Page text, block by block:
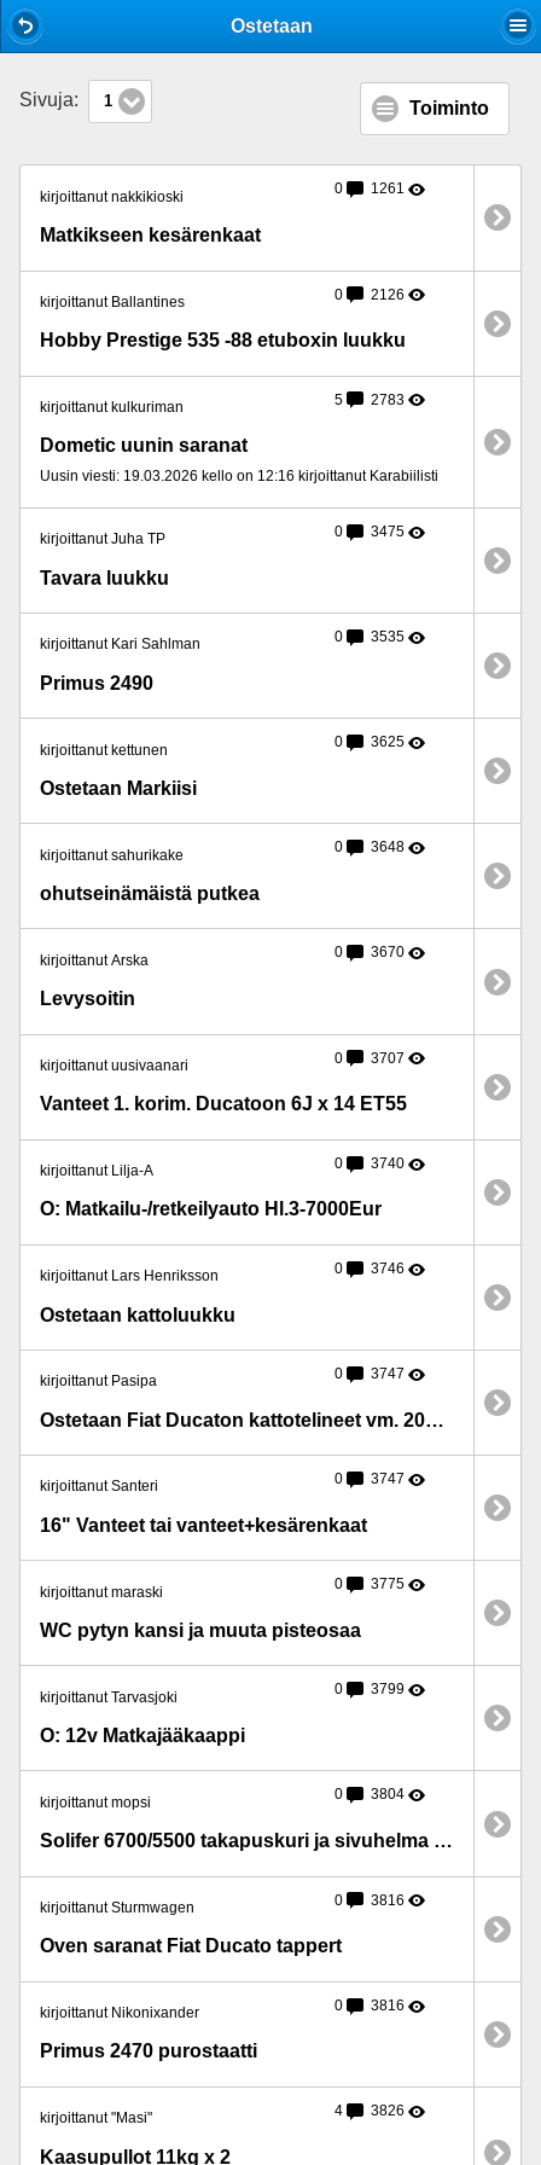
Ostetaan
Sivuja: 1 Toiminto
kirjoittanut nakkikioski 0 1261
Matkikseen kesärenkaat
kirjoittanut Ballantines 0 2126
Hobby Prestige 535 -88 etuboxin luukku
kirjoittanut kulkuriman 5 2783
Dometic uunin saranat
Uusin viesti: 19.03.2026 kello on 12:16 kirjoittanut Karabiilisti
kirjoittanut Juha TP 0 3475
Tavara luukku
kirjoittanut Kari Sahlman 0 3535
Primus 2490
kirjoittanut kettunen 0 3625
Ostetaan Markiisi
kirjoittanut sahurikake 0 3648
ohutseinämäistä putkea
kirjoittanut Arska 0 3670
Levysoitin
kirjoittanut uusivaanari 0 3707
Vanteet 1. korim. Ducatoon 6J x 14 ET55
kirjoittanut Lilja-A 0 3740
O: Matkailu-/retkeilyauto Hl.3-7000Eur
kirjoittanut Lars Henriksson 0 3746
Ostetaan kattoluukku
kirjoittanut Pasipa 0 3747
Ostetaan Fiat Ducaton kattotelineet vm. 2007 -
kirjoittanut Santeri 0 3747
16" Vanteet tai vanteet+kesärenkaat
kirjoittanut maraski 0 3775
WC pytyn kansi ja muuta pisteosaa
kirjoittanut Tarvasjoki 0 3799
O: 12v Matkajääkaappi
kirjoittanut mopsi 0 3804
Solifer 6700/5500 takapuskuri ja sivuhelma lista
kirjoittanut Sturmwagen 0 3816
Oven saranat Fiat Ducato tappert
kirjoittanut Nikonixander 0 3816
Primus 2470 purostaatti
kirjoittanut "Masi" 4 3826
Kaasupullot 11kg x 2